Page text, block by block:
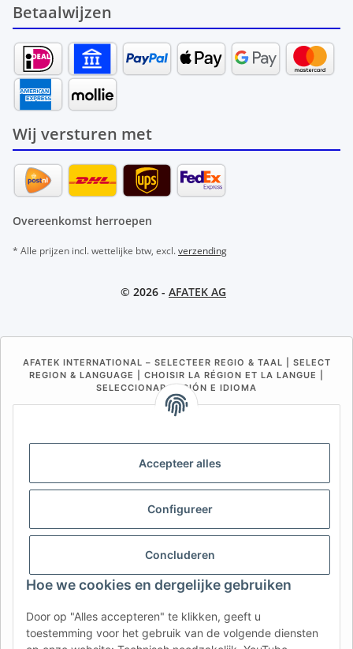
Accepteer alles
Configureer
Concluderen
Hoe we cookies en dergelijke gebruiken
Door op "Alles accepteren" te klikken, geeft u
toestemming voor het gebruik van de volgende diensten
Betaalwijzen
Wij versturen met
Overeenkomst herroepen
* Alle prijzen incl. wettelijke btw, excl.verzending
© 2026 - AFATEK AG
AFATEK INTERNATIONAL – SELECTEER REGIO & TAAL | SELECT
REGION & LANGUAGE | CHOISIR LA RÉGION ET LA LANGUE |
SELECCIONAR REGIÓN E IDIOMA
CH (IT) BE (NL) BE (FR) NL
USA
SE FI CZ HU SK
RO HR
AFATEK Nederland| Uw specialist in aanhangeronderdelen
en onderdelen voor bedrijfsvoertuigen